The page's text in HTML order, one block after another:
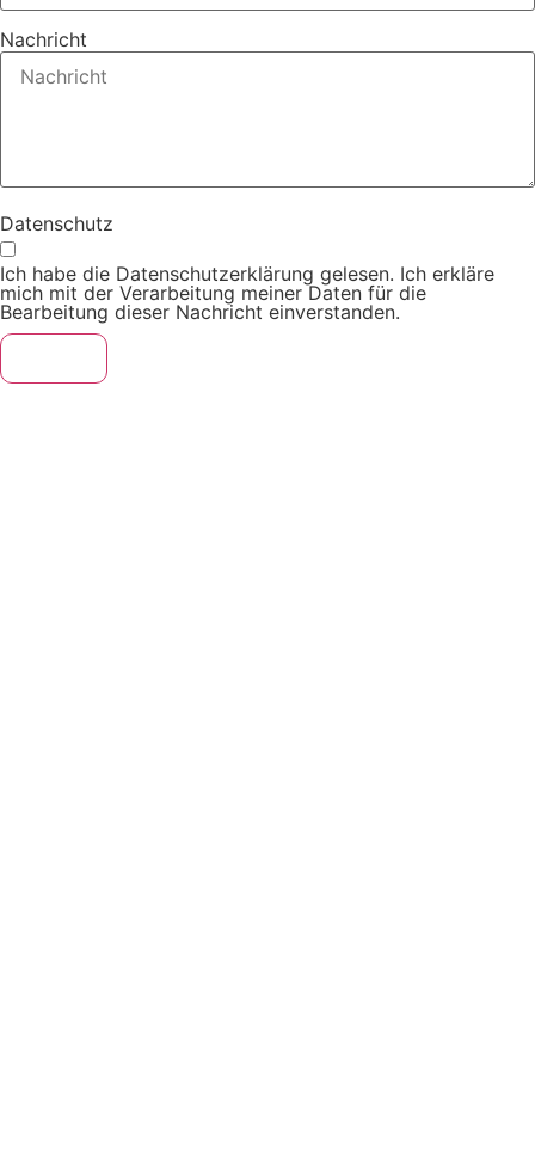
Nachricht
Datenschutz
Ich habe die Datenschutzerklärung gelesen. Ich erkläre
mich mit der Verarbeitung meiner Daten für die
Bearbeitung dieser Nachricht einverstanden.